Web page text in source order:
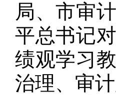
局、市审
平总书记
绩观学习
治理、审